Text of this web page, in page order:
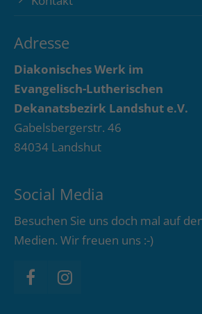
Adresse
Diakonisches Werk im
Evangelisch-Lutherischen
Dekanatsbezirk Landshut e.V.
Gabelsbergerstr. 46
84034 Landshut
Social Media
Besuchen Sie uns doch mal auf
Medien. Wir freuen uns :-)